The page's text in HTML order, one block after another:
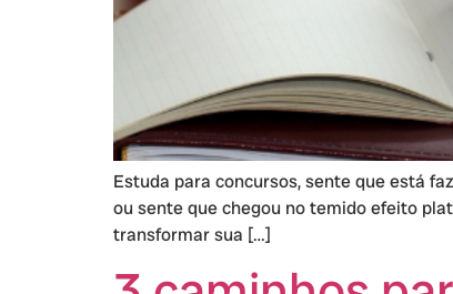
Estuda para concursos, sente que está
ou sente que chegou no temido efeito
transformar sua […]